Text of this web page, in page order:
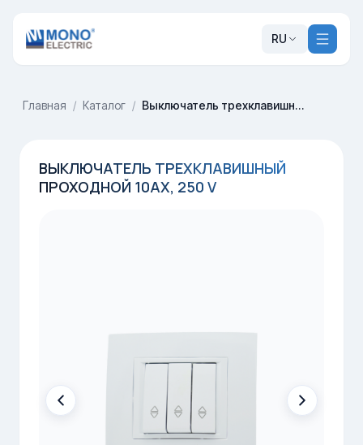
RU
Главная / Каталог / Выключатель трехклавишный проходной 10AX, 250 V
ВЫКЛЮЧАТЕЛЬ ТРЕХКЛАВИШНЫЙ
ПРОХОДНОЙ 10AX, 250 V